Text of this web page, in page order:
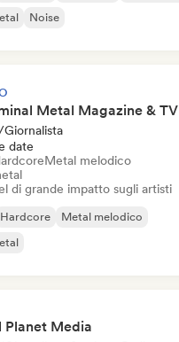
Noise
Metal Magazine & TV
date
Metal melodico
di grande impatto sugli artisti
Hardcore
Metal melodico
Planet Media